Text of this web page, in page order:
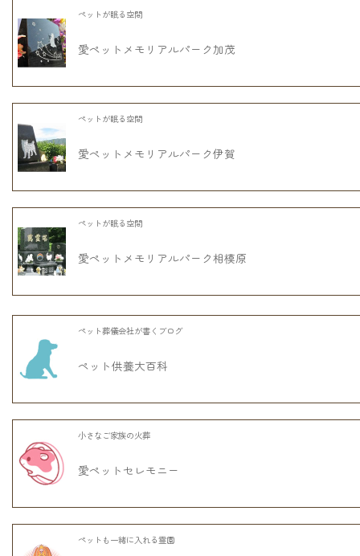
ペットが眠る空間
愛ペットメモリアルパーク加茂
ペットが眠る空間
愛ペットメモリアルパーク伊賀
ペットが眠る空間
愛ペットメモリアルパーク相模原
ペット葬儀会社が書くブログ
ペット供養大百科
小さなご家族の火葬
愛ペットセレモニー
ペットも一緒に入れる霊園